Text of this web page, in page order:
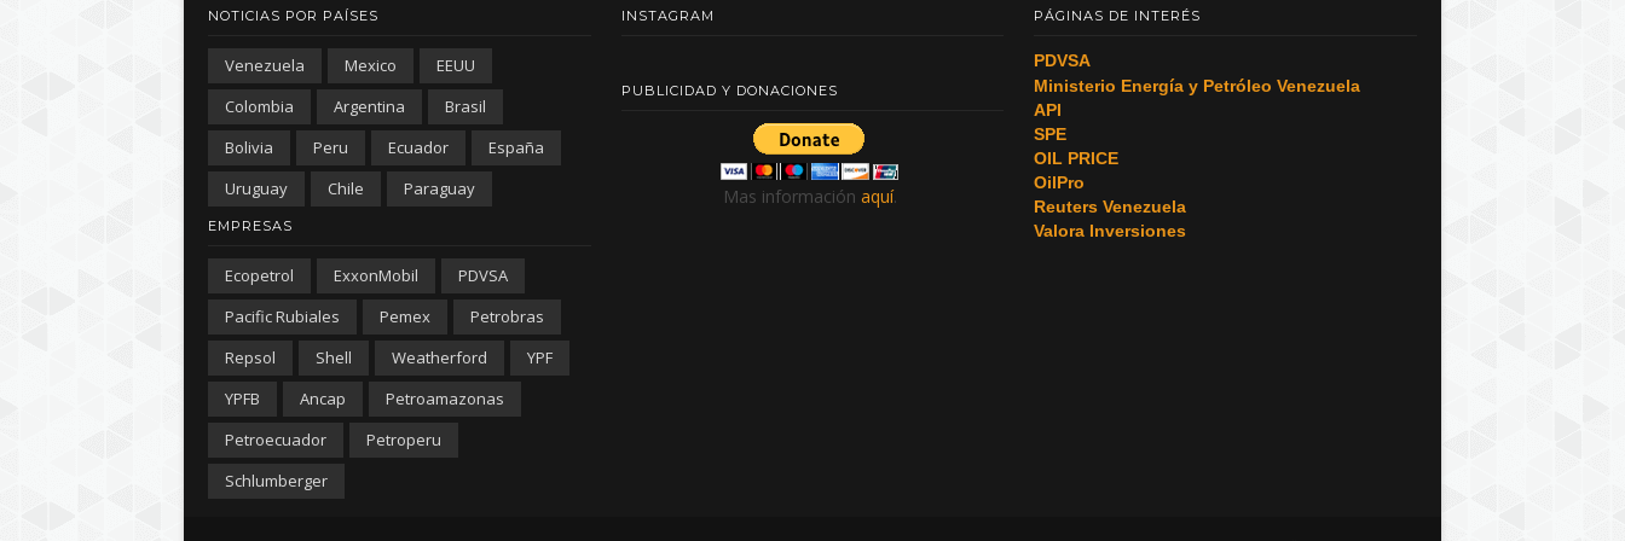
NOTICIAS POR PAÍSES
Venezuela Mexico
EEUU
Colombia
Argentina
Brasil
Bolivia
Peru Ecuador
España
Uruguay
Chile Paraguay
EMPRESAS
Ecopetrol ExxonMobil
PDVSA
Pacific Rubiales
Pemex
Petrobras
Repsol
Shell Weatherford
YPF
YPFB
Ancap
Petroamazonas
Petroecuador
Petroperu
Schlumberger
INSTAGRAM
PUBLICIDAD Y DONACIONES
Mas información aquí.
PÁGINAS DE INTERÉS
PDVSA
Ministerio Energía y Petróleo Venezuela
API
SPE
OIL PRICE
OilPro
Reuters Venezuela
Valora Inversiones